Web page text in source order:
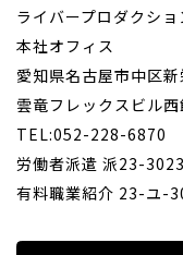
ライバープロダクショ
本社オフィス
愛知県名古屋市中区
雲竜フレックスビル
TEL:052-228-6870
労働者派遣 派23-
有料職業紹介 23-ユ-